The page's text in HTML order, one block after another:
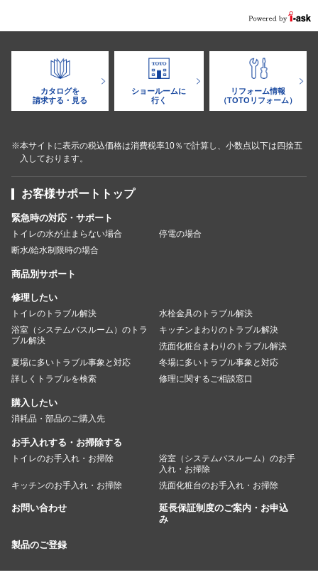
カタログを
請求する・見る
ショールームに
行く
リフォーム情報
（TOTOリフォーム）
※本サイトに表示の税込価格は消費税率10％で計算し、小数点以下は四捨五
入しております。
お客様サポートトップ
緊急時の対応・サポート
トイレの水が止まらない場合
停電の場合
断水/給水制限時の場合
商品別サポート
修理したい
トイレのトラブル解決
水栓金具のトラブル解決
浴室（システムバスルーム）のトラ
ブル解決
キッチンまわりのトラブル解決
洗面化粧台まわりのトラブル解決
夏場に多いトラブル事象と対応
冬場に多いトラブル事象と対応
詳しくトラブルを検索
修理に関するご相談窓口
購入したい
消耗品・部品のご購入先
お手入れする・お掃除する
トイレのお手入れ・お掃除
浴室（システムバスルーム）のお手
入れ・お掃除
キッチンのお手入れ・お掃除
洗面化粧台のお手入れ・お掃除
お問い合わせ
延長保証制度のご案内・お申込
み
製品のご登録